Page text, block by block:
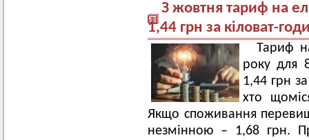
З жовтня тариф на
1,44 грн за кіловат-
Тариф
року для
1,44 грн
хто
Якщо споживання
незмінною – 1,68 грн.